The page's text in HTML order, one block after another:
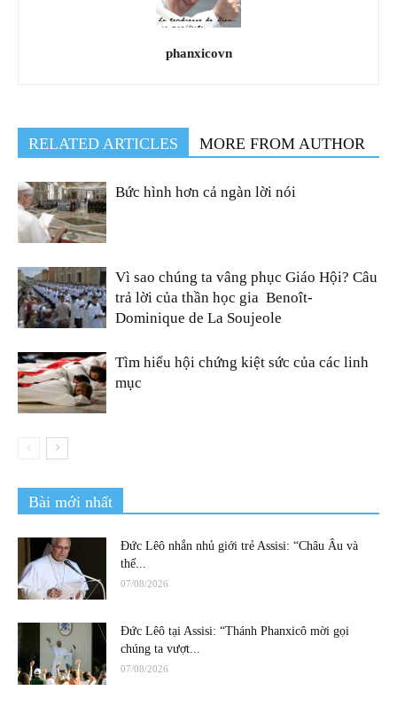
phanxicovn
RELATED ARTICLES MORE FROM AUTHOR
Bức hình hơn cả ngàn lời nói
Vì sao chúng ta vâng phục Giáo Hội? Câu
trả lời của thần học gia Benoît-
Dominique de La Soujeole
Tìm hiểu hội chứng kiệt sức của các linh
mục
Bài mới nhất
Đức Lêô nhắn nhủ giới trẻ Assisi: “Châu Âu và
thế...
07/08/2026
Đức Lêô tại Assisi: “Thánh Phanxicô mời gọi
chúng ta vượt...
07/08/2026